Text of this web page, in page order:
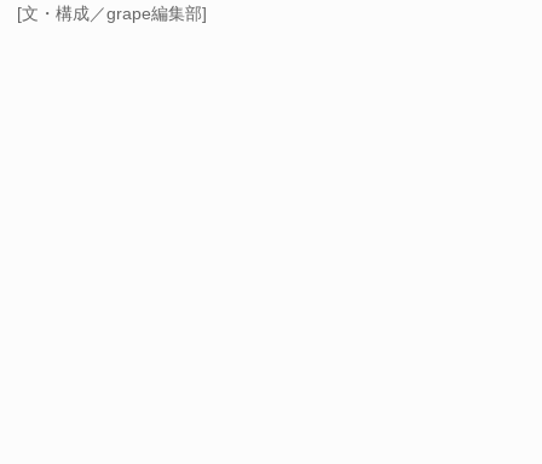
[文・構成／grape編集部]